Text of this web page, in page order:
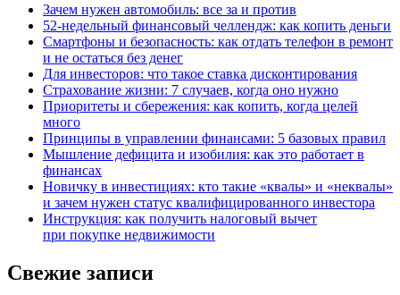
Зачем нужен автомобиль: все за и против
52-недельный финансовый челлендж: как копить деньги
Смартфоны и безопасность: как отдать телефон в ремонт
и не остаться без денег
Для инвесторов: что такое ставка дисконтирования
Страхование жизни: 7 случаев, когда оно нужно
Приоритеты и сбережения: как копить, когда целей
много
Принципы в управлении финансами: 5 базовых правил
Мышление дефицита и изобилия: как это работает в
финансах
Новичку в инвестициях: кто такие «квалы» и «неквалы»
и зачем нужен статус квалифицированного инвестора
Инструкция: как получить налоговый вычет
при покупке недвижимости
Свежие записи